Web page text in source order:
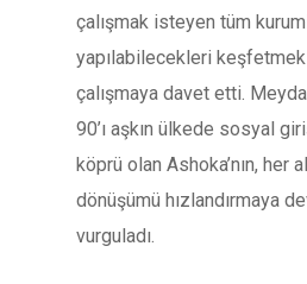
çalışmak isteyen tüm
yapılabilecekleri
çalışmaya davet etti.
90’ı aşkın ülkede sosyal
köprü olan Ashoka’nın, her
dönüşümü hızlandırmaya
vurguladı.